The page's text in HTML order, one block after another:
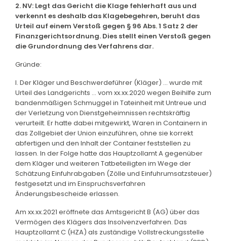
2. NV: Legt das Gericht die Klage fehlerhaft aus und
verkennt es deshalb das Klagebegehren, beruht das
Urteil auf einem Verstoß gegen § 96 Abs. 1 Satz 2 der
Finanzgerichtsordnung. Dies stellt einen Verstoß gegen
die Grundordnung des Verfahrens dar.
Gründe:
I. Der Kläger und Beschwerdeführer (Kläger) ... wurde mit
Urteil des Landgerichts ... vom xx.xx.2020 wegen Beihilfe zum
bandenmäßigen Schmuggel in Tateinheit mit Untreue und
der Verletzung von Dienstgeheimnissen rechtskräftig
verurteilt. Er hatte dabei mitgewirkt, Waren in Containern in
das Zollgebiet der Union einzuführen, ohne sie korrekt
abfertigen und den Inhalt der Container feststellen zu
lassen. In der Folge hatte das Hauptzollamt A gegenüber
dem Kläger und weiteren Tatbeteiligten im Wege der
Schätzung Einfuhrabgaben (Zölle und Einfuhrumsatzsteuer)
festgesetzt und im Einspruchsverfahren
Änderungsbescheide erlassen.
Am xx.xx.2021 eröffnete das Amtsgericht B (AG) über das
Vermögen des Klägers das Insolvenzverfahren. Das
Hauptzollamt C (HZA) als zuständige Vollstreckungsstelle